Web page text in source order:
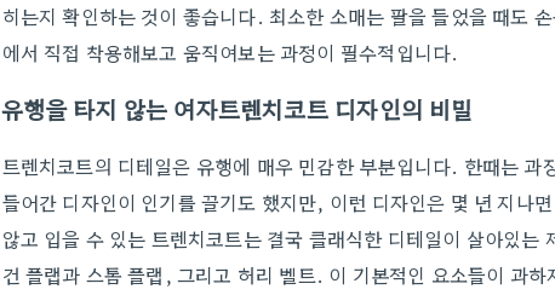
히는지 확인하는 것이 좋습니다. 최소한 소매는 팔을 들었을 때도
에서 직접 착용해보고 움직여보는 과정이 필수적입니다.
유행을 타지 않는 여자트렌치코트 디자인의 비밀
트렌치코트의 디테일은 유행에 매우 민감한 부분입니다. 한때는
들어간 디자인이 인기를 끌기도 했지만, 이런 디자인은 몇 년 지나
않고 입을 수 있는 트렌치코트는 결국 클래식한 디테일이 살아있
건 플랩과 스톰 플랩, 그리고 허리 벨트. 이 기본적인 요소들이 과